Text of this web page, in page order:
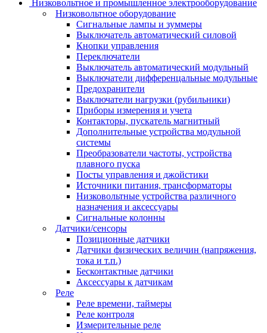
Низковольтное и промышленное электрооборудование
Низковольтное оборудование
Сигнальные лампы и зуммеры
Выключатель автоматический силовой
Кнопки управления
Переключатели
Выключатель автоматический модульный
Выключатели дифференцальные модульные
Предохранители
Выключатели нагрузки (рубильники)
Приборы измерения и учета
Контакторы, пускатель магнитный
Дополнительные устройства модульной
системы
Преобразователи частоты, устройства
плавного пуска
Посты управления и джойстики
Источники питания, трансформаторы
Низковольтные устройства различного
назначения и аксессуары
Сигнальные колонны
Датчики/сенсоры
Позиционные датчики
Датчики физических величин (напряжения,
тока и т.п.)
Бесконтактные датчики
Аксессуары к датчикам
Реле
Реле времени, таймеры
Реле контроля
Измерительные реле